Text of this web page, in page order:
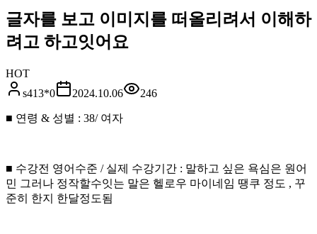
글자를 보고 이미지를 떠올리려서 이해하
려고 하고잇어요
HOT
s413*0
2024.10.06 246
■ 연령 & 성별 : 38/ 여자
■ 수강전 영어수준 / 실제 수강기간 : 말하고 싶은 욕심은 원어
민 그러나 정작할수잇는 말은 헬로우 마이네임 땡쿠 정도 , 꾸
준히 한지 한달정도됨